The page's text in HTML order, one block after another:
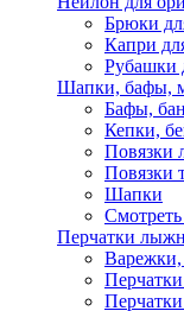
Брюки
Капри
Рубашки
Шапки, бафы,
Бафы,
Кепки,
Повязки
Повязки
Шапки
Смотреть
Перчатки
Варежки,